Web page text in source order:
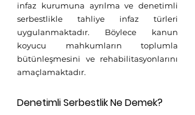
infaz kurumuna ayrılma ve denetimli
serbestlikle tahliye infaz türleri
uygulanmaktadır. Böylece kanun
koyucu mahkumların toplumla
bütünleşmesini ve rehabilitasyonlarını
amaçlamaktadır.
Denetimli Serbestlik Ne Demek?